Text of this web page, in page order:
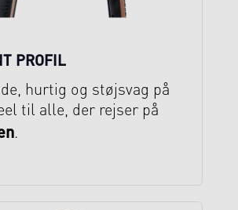
PROFIL
hurtig og støjsvag på
til alle, der rejser på
.